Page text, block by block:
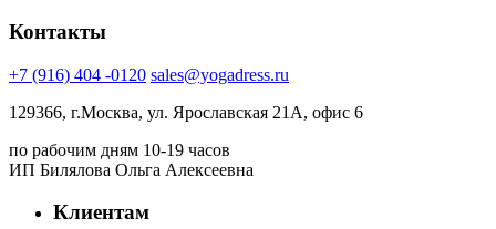
Контакты
+7 (916) 404 -0120 sales@yogadress.ru
129366, г.Москва, ул. Ярославская 21А, офис 6
по рабочим дням 10-19 часов
ИП Билялова Ольга Алексеевна
Клиентам